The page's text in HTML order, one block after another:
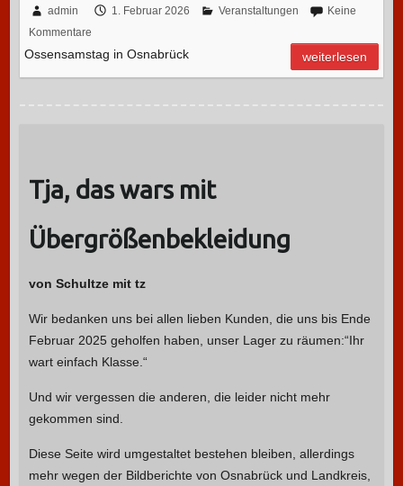
admin 1. Februar 2026 Veranstaltungen
Keine
Kommentare
Ossensamstag in Osnabrück weiterlesen
Tja, das wars mit
Übergrößenbekleidung
von Schultze mit tz
Wir bedanken uns bei allen lieben Kunden, die uns bis Ende
Februar 2025 geholfen haben, unser Lager zu räumen:“Ihr
wart einfach Klasse.“
Und wir vergessen die anderen, die leider nicht mehr
gekommen sind.
Diese Seite wird umgestaltet bestehen bleiben, allerdings
mehr wegen der Bildberichte von Osnabrück und Landkreis,